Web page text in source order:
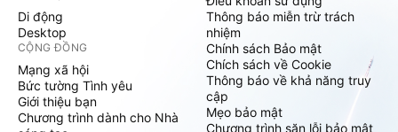
Di động
Desktop
CỘNG ĐỒNG
Mạng xã hội
Bức tường Tình yêu
Giới thiệu bạn
Chương trình dành cho Nhà
Thông báo miễn trừ trách
nhiệm
Chính sách Bảo mật
Chích sách về Cookie
Thông báo về khả năng truy
cập
Mẹo bảo mật
Chương trình săn lỗi bảo mật